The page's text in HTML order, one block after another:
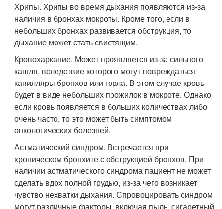
Хрипы. Хрипы во время дыхания появляются из-за
наличия в бронхах мокроты. Кроме того, если в
небольших бронхах развивается обструкция, то
дыхание может стать свистящим.
Кровохаркание. Может проявляется из-за сильного
кашля, вследствие которого могут повреждаться
капилляры бронхов или горла. В этом случае кровь
будет в виде небольших прожилок в мокроте. Однако
если кровь появляется в больших количествах либо
очень часто, то это может быть симптомом
онкологических болезней.
Астматический синдром. Встречается при
хроническом бронхите с обструкцией бронхов. При
наличии астматического синдрома пациент не может
сделать вдох полной грудью, из-за чего возникает
чувство нехватки дыхания. Спровоцировать синдром
могут различные факторы, включая пыль, сигаретный